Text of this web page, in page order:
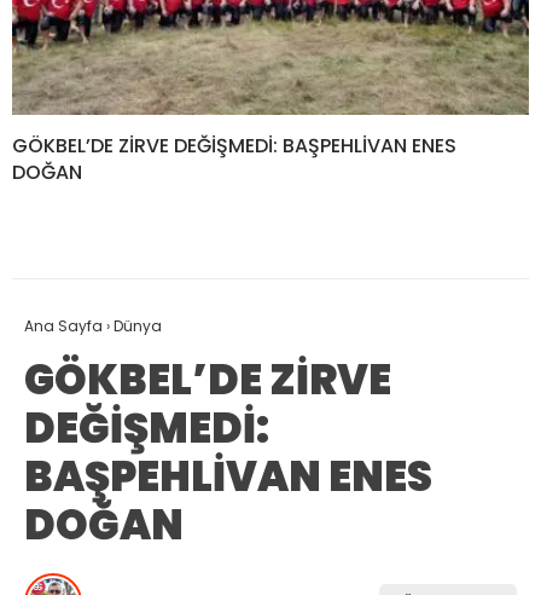
BAŞKAN ERDEM: “BİR
TALEBİMİZ DAHA SONUÇ
VERDİ, DESTEK SÜRESİ
UZATILDI”
KARDEŞ ŞEHİR TALSİ’DE
ALANYA’NIN KÜLTÜRÜ VE
YEREL DEĞERLERİ TANITILDI
Kalender Çizdi..! Kim, kimi
yiyecek?..
durakta bekleyen yolcuyu
almadan geçme hakkı